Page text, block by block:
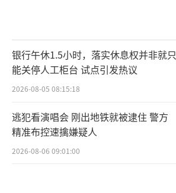
银行午休1.5小时，落实休息权并非就只
能关停人工柜台 试点引发热议
2026-08-05 08:15:18
逃犯看演唱会 刚出地铁就被逮住 警方
精准布控速擒嫌疑人
2026-08-06 09:01:00